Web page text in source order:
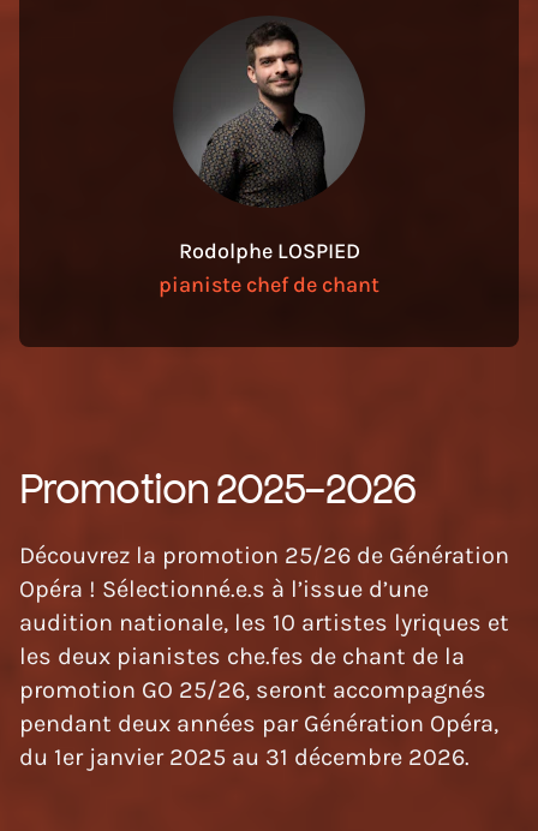
Rodolphe LOSPIED
pianiste chef de chant
Promotion 2025-2026
Découvrez la promotion 25/26 de Génération
Opéra ! Sélectionné.e.s à l’issue d’une
audition nationale, les 10 artistes lyriques et
les deux pianistes che.fes de chant de la
promotion GO 25/26, seront accompagnés
pendant deux années par Génération Opéra,
du 1er janvier 2025 au 31 décembre 2026.